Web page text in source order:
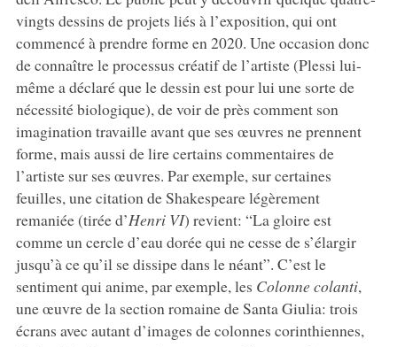
vingts dessins de projets liés à l’exposition, qui ont
commencé à prendre forme en 2020. Une occasion donc
de connaître le processus créatif de l’artiste (Plessi lui-
même a déclaré que le dessin est pour lui une sorte de
nécessité biologique), de voir de près comment son
imagination travaille avant que ses œuvres ne prennent
forme, mais aussi de lire certains commentaires de
l’artiste sur ses œuvres. Par exemple, sur certaines
feuilles, une citation de Shakespeare légèrement
remaniée (tirée d’Henri VI) revient: “La gloire est
comme un cercle d’eau dorée qui ne cesse de s’élargir
jusqu’à ce qu’il se dissipe dans le néant”. C’est le
sentiment qui anime, par exemple, les Colonne colanti,
une œuvre de la section romaine de Santa Giulia: trois
écrans avec autant d’images de colonnes corinthiennes,